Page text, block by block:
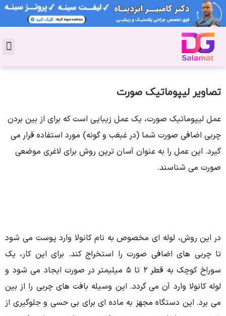
تصاویر لیپوماتیک صورت
عمل لیپوماتیک صورت، یک عمل زیبایی است که برای از بین بردن
چربی اضافی صورت شما (در غبغب و گونه) مورد استفاده قرار می
گیرد. این عمل را به عنوان آسان ترین روش برای لاغری موضعی
صورت می شناسند.
در این روش، لوله ای مخصوص به نام کانولا وارد پوست می شود
تا چربی های اضافی صورت را استخراج کند. برای این کار، یک
سوراخ کوچک به قطر ۲ تا ۵ میلیمتر در صورت ایجاد می شود و
لوله کانولا وارد آن می گردد. این وسیله بافت های چربی را از بین
می برد. این دستگاه مجهز به ماده ای برای بی حسی و جلوگیری از